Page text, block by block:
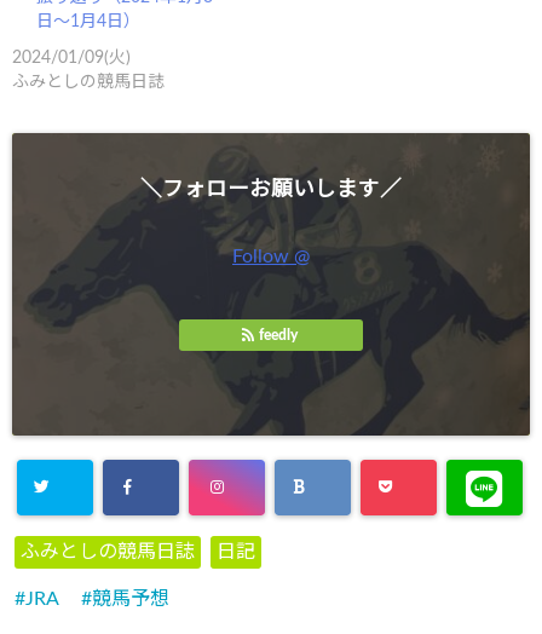
日～1月4日）
2024/01/09(火)
ふみとしの競馬日誌
＼フォローお願いします／
Follow @
feedly
ふみとしの競馬日誌 日記
JRA 競馬予想